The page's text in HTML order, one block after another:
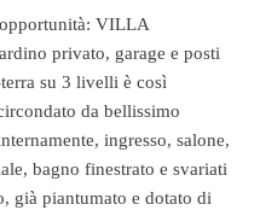
VILLA
privato, garage e posti
su 3 livelli è così
da bellissimo
ingresso, salone,
bagno finestrato e svariati
già piantumato e dotato di